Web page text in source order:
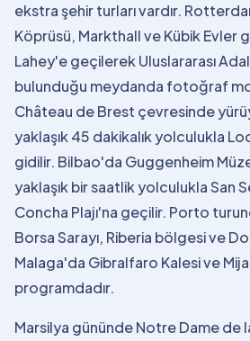
ekstra şehir turları vardır.
Köprüsü, Markthall ve Kübik Evler
Lahey'e geçilerek Uluslararası
bulunduğu meydanda fotoğraf
Château de Brest çevresinde
yaklaşık 45 dakikalık yolculukla
gidilir. Bilbao'da Guggenheim
yaklaşık bir saatlik yolculukla San
Concha Plajı'na geçilir. Porto
Borsa Sarayı, Riberia bölgesi ve
Malaga'da Gibralfaro Kalesi ve
programdadır.
Marsilya gününde Notre Dame de